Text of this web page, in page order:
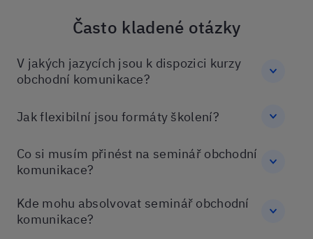
Často kladené otázky
V jakých jazycích jsou k dispozici kurzy
obchodní komunikace?
Jak flexibilní jsou formáty školení?
Co si musím přinést na seminář obchodní
komunikace?
Kde mohu absolvovat seminář obchodní
komunikace?